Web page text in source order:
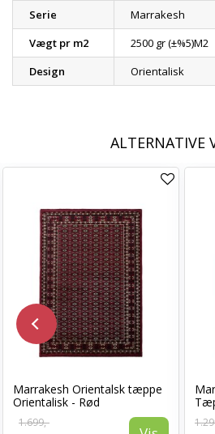
Serie
Marrakesh
Vægt pr m2
2500 gr (±%5)M2
Design
Orientalisk
ALTERNATIVE
Marrakesh Orientalsk tæppe
Orientalisk - Rød
1.699,-